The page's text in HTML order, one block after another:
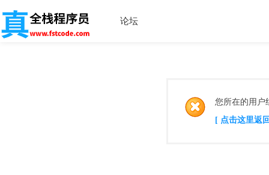
论坛
您所在的用户
[ 点击这里返